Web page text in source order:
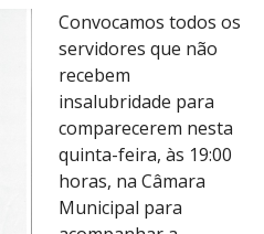
Convocamos todos os
servidores que não
recebem
insalubridade para
comparecerem nesta
quinta-feira, às 19:00
horas, na Câmara
Municipal para